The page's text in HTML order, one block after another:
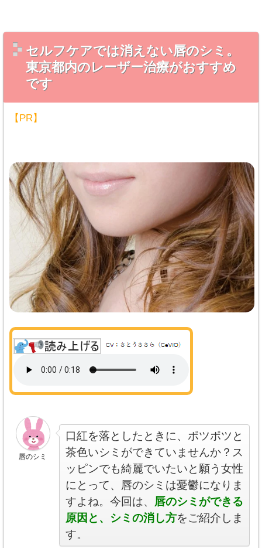
セルフケアでは消えない唇のシミ。
東京都内のレーザー治療がおすすめ
です
【PR】
唇のシミ
口紅を落としたときに、ポツポツと
茶色いシミができていませんか？ス
ッピンでも綺麗でいたいと願う女性
にとって、唇のシミは憂鬱になりま
すよね。今回は、 唇のシミができる
原因と、シミの消し方をご紹介しま
す。